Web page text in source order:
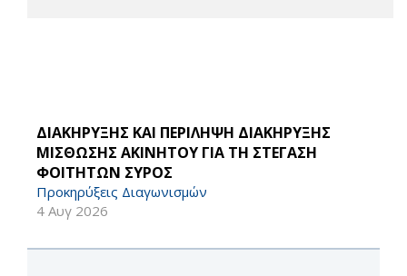
ΔΙΑΚΗΡΥΞΗΣ ΚΑΙ ΠΕΡΙΛΗΨΗ ΔΙΑΚΗΡΥΞΗΣ
ΜΙΣΘΩΣΗΣ ΑΚΙΝΗΤΟΥ ΓΙΑ ΤΗ ΣΤΕΓΑΣΗ
ΦΟΙΤΗΤΩΝ ΣΥΡΟΣ
Προκηρύξεις Διαγωνισμών
4 Αυγ 2026